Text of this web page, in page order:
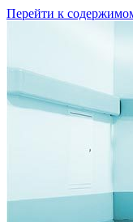
Перейти к